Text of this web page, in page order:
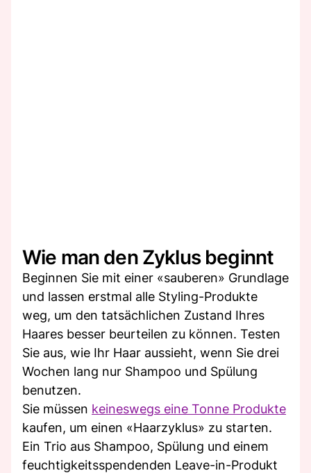
Wie man den Zyklus beginnt
Beginnen Sie mit einer «sauberen» Grundlage
und lassen erstmal alle Styling-Produkte
weg, um den tatsächlichen Zustand Ihres
Haares besser beurteilen zu können. Testen
Sie aus, wie Ihr Haar aussieht, wenn Sie drei
Wochen lang nur Shampoo und Spülung
benutzen.
Sie müssen keineswegs eine Tonne Produkte
kaufen, um einen «Haarzyklus» zu starten.
Ein Trio aus Shampoo, Spülung und einem
feuchtigkeitsspendenden Leave-in-Produkt